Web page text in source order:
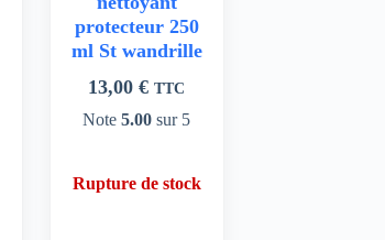
protecteur 250
ml St wandrille
13,00€ TTC
Note5.00 sur 5
Rupture de stock